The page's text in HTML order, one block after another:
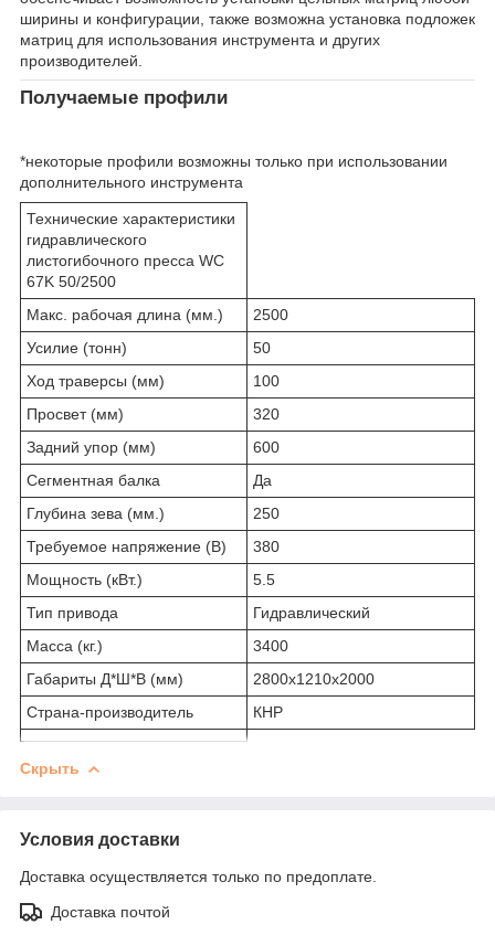
ширины и конфигурации, также возможна установка подложек
матриц для использования инструмента и других
производителей.
Получаемые профили
*некоторые профили возможны только при использовании
дополнительного инструмента
Технические характеристики
гидравлического
листогибочного пресса WC
67K 50/2500
Макс. рабочая длина (мм.)
2500
Усилие (тонн)
50
Ход траверсы (мм)
100
Просвет (мм)
320
Задний упор (мм)
600
Сегментная балка
Да
Глубина зева (мм.)
250
Требуемое напряжение (В)
380
Мощность (кВт.)
5.5
Тип привода
Гидравлический
Масса (кг.)
3400
Габариты Д*Ш*В (мм)
2800x1210x2000
Страна-производитель
КНР
Скрыть
Условия доставки
Доставка осуществляется только по предоплате.
Доставка почтой